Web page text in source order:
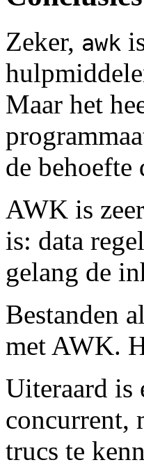
Zeker, awk
Maar het
de behoefte
AWK is
is: data
gelang de
Bestanden
met AWK.
Uiteraard is
concurrent,
trucs te